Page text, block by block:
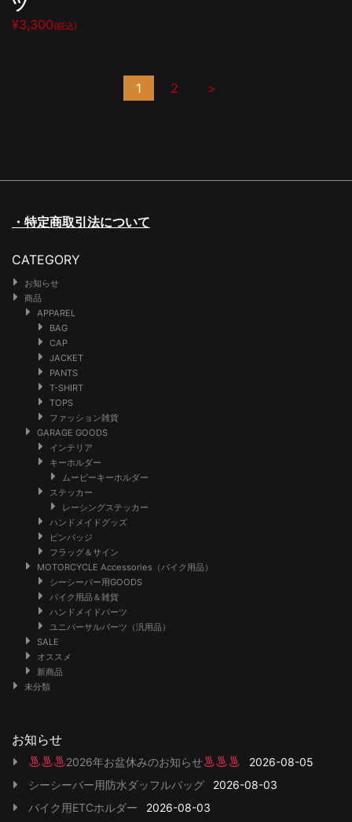
¥3,300(税込)
1 2 >
・特定商取引法について
CATEGORY
お知らせ
商品
APPAREL
BAG
CAP
JACKET
PANTS
T-SHIRT
TOPS
ファッション雑貨
GARAGE GOODS
インテリア
キーホルダー
ムービーキーホルダー
ステッカー
レーシングステッカー
ハンドメイドグッズ
ピンバッジ
フラッグ＆サイン
MOTORCYCLE Accessories（バイク用品）
シーシーバー用GOODS
バイク用品＆雑貨
ハンドメイドパーツ
ユニバーサルパーツ（汎用品）
SALE
オススメ
新商品
未分類
お知らせ
2026年お盆休みのお知らせ
2026-08-05
シーシーバー用防水ダッフルバッグ
2026-08-03
バイク用ETCホルダー
2026-08-03